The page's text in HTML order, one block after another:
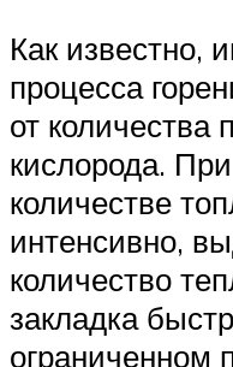
Как известно,
процесса
от количества
кислорода.
количестве
интенсивно,
количество
закладка
ограниченном